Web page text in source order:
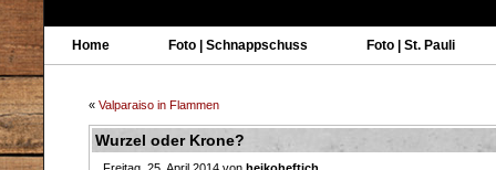
Home Foto | Schnappschuss Foto | St. Pauli
« Valparaiso in Flammen
Wurzel oder Krone?